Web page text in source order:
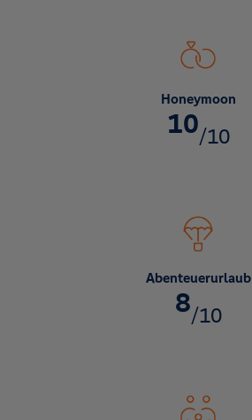
Honeymoon
10/10
Abenteuerurlaub
8/10